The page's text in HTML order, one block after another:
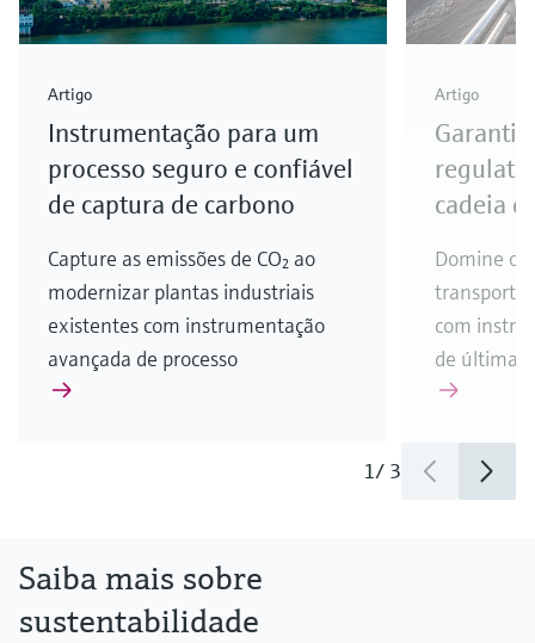
Artigo
Instrumentação para um
processo seguro e confiável
de captura de carbono
Capture as emissões de CO₂ ao
modernizar plantas industriais
existentes com instrumentação
avançada de processo
Artigo
Garantir
cadeia
Domine o
transporte
com
de última
1/ 3
Saiba mais sobre
sustentabilidade